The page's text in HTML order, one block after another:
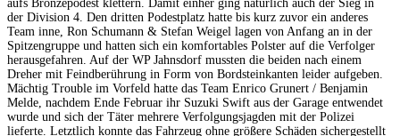
aufs Bronzepodest klettern. Damit einher ging natürlich auch der Sieg in
der Division 4. Den dritten Podestplatz hatte bis kurz zuvor ein anderes
Team inne, Ron Schumann & Stefan Weigel lagen von Anfang an in der
Spitzengruppe und hatten sich ein komfortables Polster auf die Verfolger
herausgefahren. Auf der WP Jahnsdorf mussten die beiden nach einem
Dreher mit Feindberührung in Form von Bordsteinkanten leider aufgeben.
Mächtig Trouble im Vorfeld hatte das Team Enrico Grunert / Benjamin
Melde, nachdem Ende Februar ihr Suzuki Swift aus der Garage entwendet
wurde und sich der Täter mehrere Verfolgungsjagden mit der Polizei
lieferte. Letztlich konnte das Fahrzeug ohne größere Schäden sichergestellt